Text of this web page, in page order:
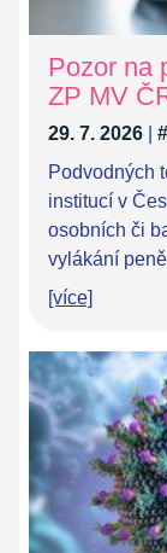
Pozor na
ZP MV
29. 7. 2026
Podvodných
institucí v
osobních či
vylákání
[více]